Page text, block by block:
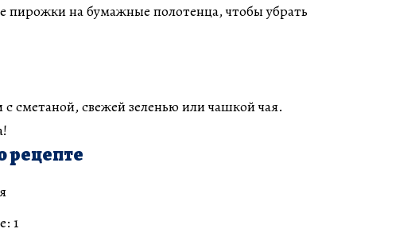
пирожки на бумажные полотенца, чтобы убрать
с сметаной, свежей зеленью или чашкой чая.
рецепте
1